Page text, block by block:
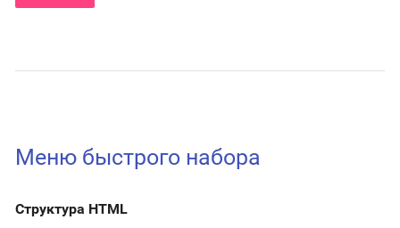
Меню быстрого набора
Структура HTML